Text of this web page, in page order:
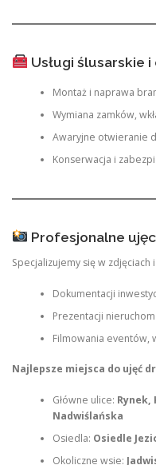
Usługi ślusarskie
Montaż i naprawa
Wymiana zamków,
Awaryjne otwieranie
Konserwacja i
Profesjonalne
Specjalizujemy się w
Dokumentacji
Prezentacji
Filmowania eventów,
Najlepsze miejsca do ujęć
Główne ulice: Rynek,
Nadwiślańska
Osiedla: Osiedle
Okoliczne wsie: